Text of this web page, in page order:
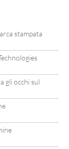
stampata
gli occhi sul